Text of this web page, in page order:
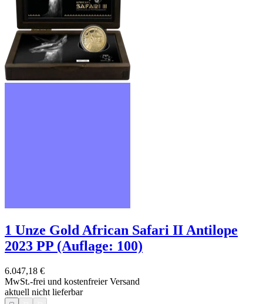
1 Unze Gold African Safari II Antilope
2023 PP (Auflage: 100)
6.047,18 €
MwSt.-frei und kostenfreier Versand
aktuell nicht lieferbar